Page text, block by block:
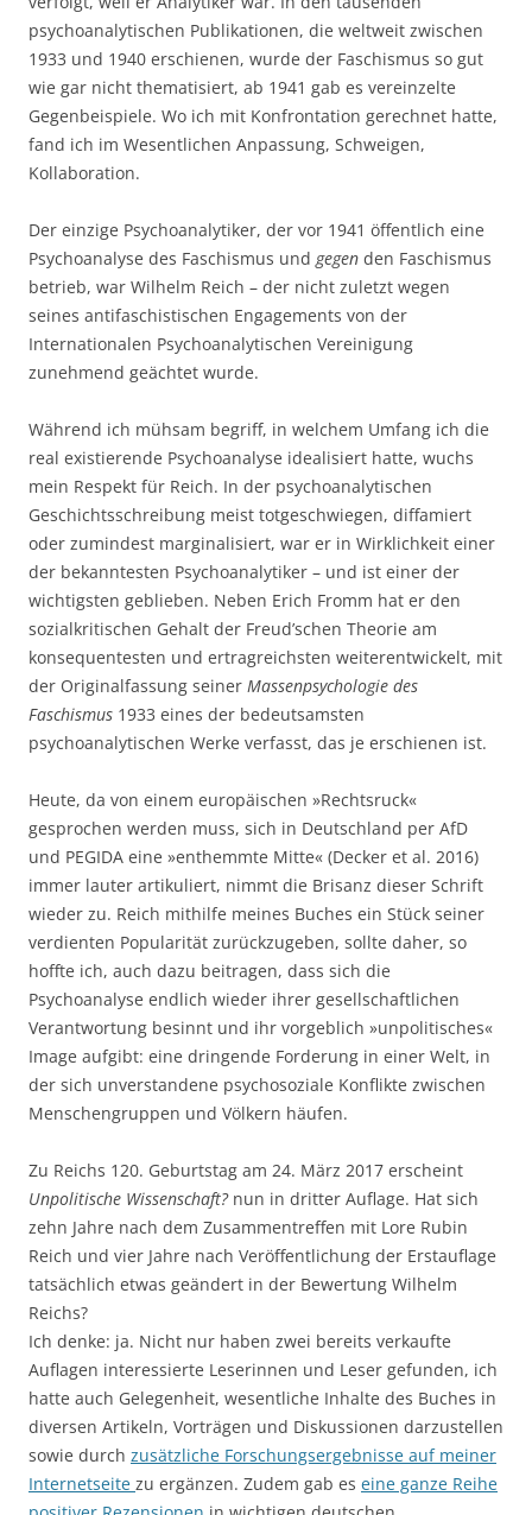
psychoanalytischen Publikationen, die weltweit zwischen
1933 und 1940 erschienen, wurde der Faschismus so gut
wie gar nicht thematisiert, ab 1941 gab es vereinzelte
Gegenbeispiele. Wo ich mit Konfrontation gerechnet hatte,
fand ich im Wesentlichen Anpassung, Schweigen,
Kollaboration.
Der einzige Psychoanalytiker, der vor 1941 öffentlich eine
Psychoanalyse des Faschismus und gegen den Faschismus
betrieb, war Wilhelm Reich – der nicht zuletzt wegen
seines antifaschistischen Engagements von der
Internationalen Psychoanalytischen Vereinigung
zunehmend geächtet wurde.
Während ich mühsam begriff, in welchem Umfang ich die
real existierende Psychoanalyse idealisiert hatte, wuchs
mein Respekt für Reich. In der psychoanalytischen
Geschichtsschreibung meist totgeschwiegen, diffamiert
oder zumindest marginalisiert, war er in Wirklichkeit einer
der bekanntesten Psychoanalytiker – und ist einer der
wichtigsten geblieben. Neben Erich Fromm hat er den
sozialkritischen Gehalt der Freud’schen Theorie am
konsequentesten und ertragreichsten weiterentwickelt, mit
der Originalfassung seiner Massenpsychologie des
Faschismus 1933 eines der bedeutsamsten
psychoanalytischen Werke verfasst, das je erschienen ist.
Heute, da von einem europäischen »Rechtsruck«
gesprochen werden muss, sich in Deutschland per AfD
und PEGIDA eine »enthemmte Mitte« (Decker et al. 2016)
immer lauter artikuliert, nimmt die Brisanz dieser Schrift
wieder zu. Reich mithilfe meines Buches ein Stück seiner
verdienten Popularität zurückzugeben, sollte daher, so
hoffte ich, auch dazu beitragen, dass sich die
Psychoanalyse endlich wieder ihrer gesellschaftlichen
Verantwortung besinnt und ihr vorgeblich »unpolitisches«
Image aufgibt: eine dringende Forderung in einer Welt, in
der sich unverstandene psychosoziale Konflikte zwischen
Menschengruppen und Völkern häufen.
Zu Reichs 120. Geburtstag am 24. März 2017 erscheint
Unpolitische Wissenschaft?nun in dritter Auflage. Hat sich
zehn Jahre nach dem Zusammentreffen mit Lore Rubin
Reich und vier Jahre nach Veröffentlichung der Erstauflage
tatsächlich etwas geändert in der Bewertung Wilhelm
Reichs?
Ich denke: ja. Nicht nur haben zwei bereits verkaufte
Auflagen interessierte Leserinnen und Leser gefunden, ich
hatte auch Gelegenheit, wesentliche Inhalte des Buches in
diversen Artikeln, Vorträgen und Diskussionen darzustellen
sowie durch zusätzliche Forschungsergebnisse auf meiner
Internetseite zu ergänzen. Zudem gab es eine ganze Reihe